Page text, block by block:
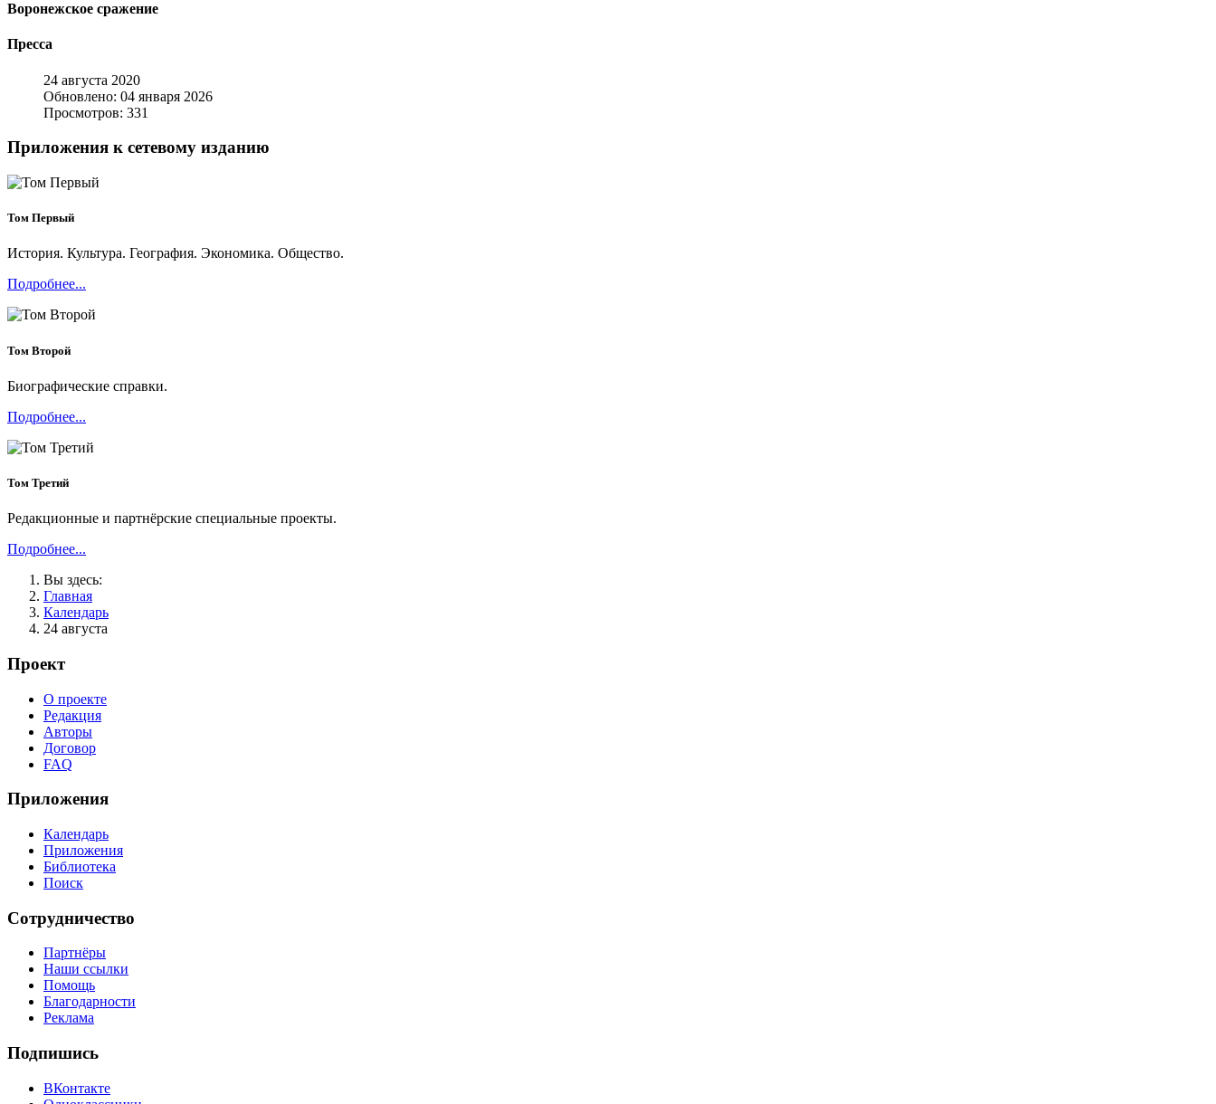
Воронежское сражение
Пресса
24 августа 2020
Обновлено: 04 января 2026
Просмотров: 331
Приложения к сетевому изданию
Том Первый
История. Культура. География. Экономика. Общество.
Подробнее...
Том Второй
Биографические справки.
Подробнее...
Том Третий
Редакционные и партнёрские специальные проекты.
Подробнее...
Вы здесь:
Главная
Календарь
24 августа
Проект
О проекте
Редакция
Авторы
Договор
FAQ
Приложения
Календарь
Приложения
Библиотека
Поиск
Сотрудничество
Партнёры
Наши ссылки
Помощь
Благодарности
Реклама
Подпишись
ВКонтакте